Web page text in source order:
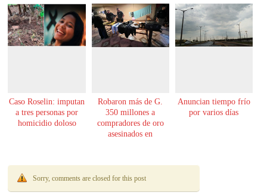
Caso Roselin: imputan
a tres personas por
homicidio doloso
Robaron más de G.
350 millones a
compradores de oro
asesinados en
Anuncian tiempo frío
por varios días
Sorry, comments are closed for this post